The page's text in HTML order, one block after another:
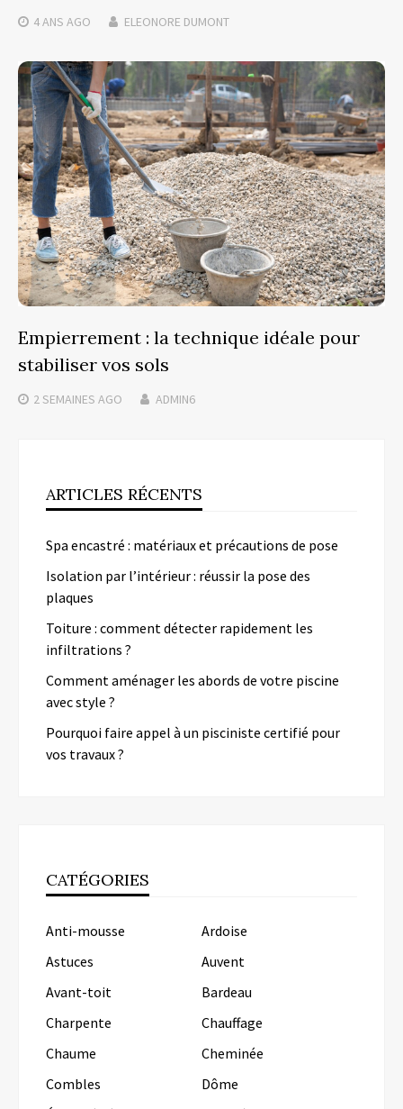
4 ANS AGO ELEONORE DUMONT
Empierrement : la technique idéale pour
stabiliser vos sols
2 SEMAINES AGO ADMIN6
ARTICLES RÉCENTS
Spa encastré : matériaux et précautions de pose
Isolation par l’intérieur : réussir la pose des
plaques
Toiture : comment détecter rapidement les
infiltrations ?
Comment aménager les abords de votre piscine
avec style ?
Pourquoi faire appel à un pisciniste certifié pour
vos travaux ?
CATÉGORIES
Anti-mousse
Ardoise
Astuces
Auvent
Avant-toit
Bardeau
Charpente
Chauffage
Chaume
Cheminée
Combles
Dôme